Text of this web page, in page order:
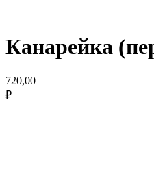
Канарейка
720,00
₽